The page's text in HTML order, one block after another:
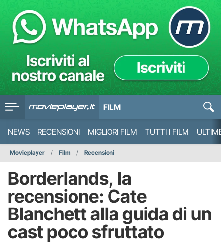
FILM
NEWS RECENSIONI MIGLIORI FILM TUTTI I FILM
Movieplayer Film Recensioni
Borderlands, la
recensione: Cate
Blanchett alla guida di un
cast poco sfruttato